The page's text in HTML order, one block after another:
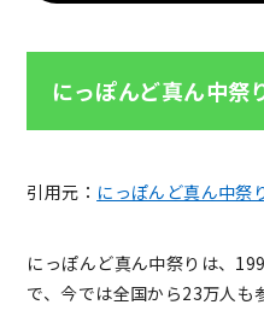
にっぽんど真ん中祭
引用元： にっぽんど真ん中祭
にっぽんど真ん中祭りは、
で、今では全国から23万人も